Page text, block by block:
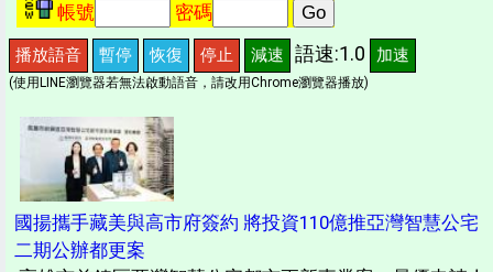
帳號
密碼
播放語音 暫停 恢復 停止 減速 語速:1.0 加速
(使用LINE瀏覽器若無法啟動語音，請改用Chrome瀏覽器播放)
國揚攜手藏美與高市府簽約 將投資110億推亞灣智慧公宅
二期公辦都更案